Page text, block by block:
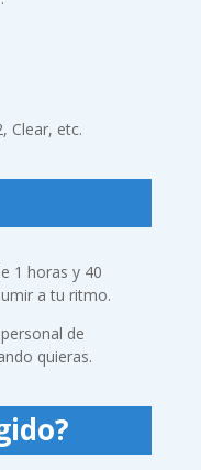
Clear, etc.
1 horas y 40
a tu ritmo.
de
quieras.